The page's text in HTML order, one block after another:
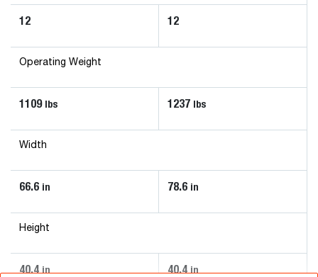
12 12
Operating Weight
1109 lbs 1237 lbs
Width
66.6 in 78.6 in
Height
40.4 in 40.4 in